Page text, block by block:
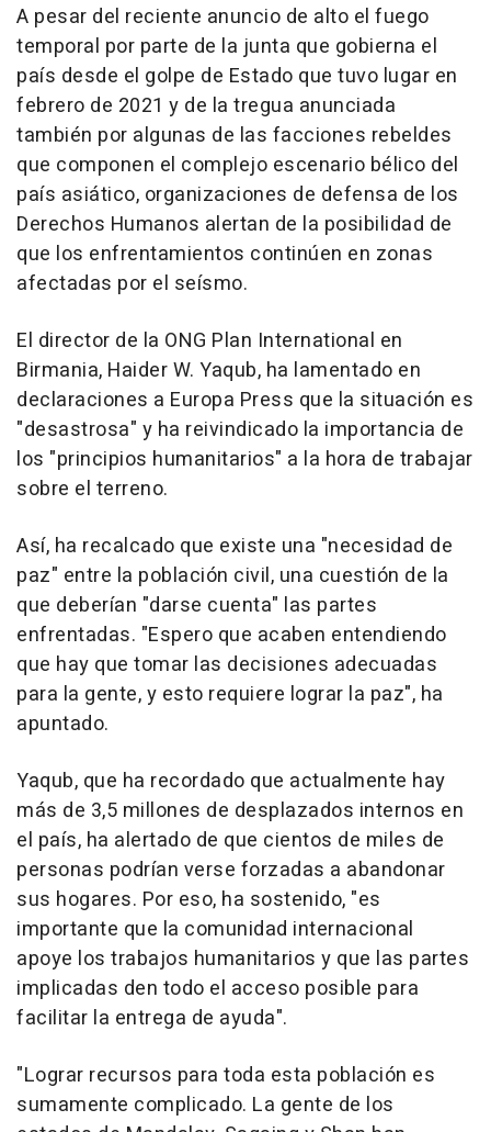
A pesar del reciente anuncio de alto el fuego
temporal por parte de la junta que gobierna el
país desde el golpe de Estado que tuvo lugar en
febrero de 2021 y de la tregua anunciada
también por algunas de las facciones rebeldes
que componen el complejo escenario bélico del
país asiático, organizaciones de defensa de los
Derechos Humanos alertan de la posibilidad de
que los enfrentamientos continúen en zonas
afectadas por el seísmo.
El director de la ONG Plan International en
Birmania, Haider W. Yaqub, ha lamentado en
declaraciones a Europa Press que la situación es
"desastrosa" y ha reivindicado la importancia de
los "principios humanitarios" a la hora de trabajar
sobre el terreno.
Así, ha recalcado que existe una "necesidad de
paz" entre la población civil, una cuestión de la
que deberían "darse cuenta" las partes
enfrentadas. "Espero que acaben entendiendo
que hay que tomar las decisiones adecuadas
para la gente, y esto requiere lograr la paz", ha
apuntado.
Yaqub, que ha recordado que actualmente hay
más de 3,5 millones de desplazados internos en
el país, ha alertado de que cientos de miles de
personas podrían verse forzadas a abandonar
sus hogares. Por eso, ha sostenido, "es
importante que la comunidad internacional
apoye los trabajos humanitarios y que las partes
implicadas den todo el acceso posible para
facilitar la entrega de ayuda".
"Lograr recursos para toda esta población es
sumamente complicado. La gente de los